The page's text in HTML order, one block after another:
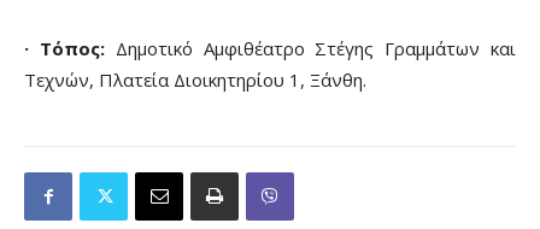
· Τόπος:Δημοτικό Αμφιθέατρο Στέγης Γραμμάτων και
Τεχνών, Πλατεία Διοικητηρίου 1, Ξάνθη.